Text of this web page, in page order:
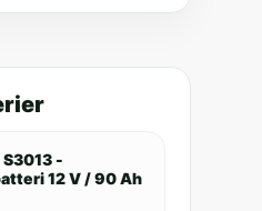
-
12 V / 90 Ah